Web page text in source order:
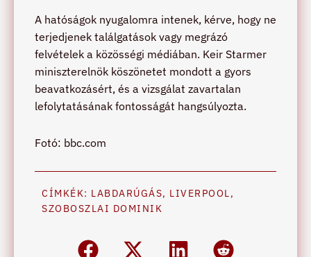
A hatóságok nyugalomra intenek, kérve, hogy ne
terjedjenek találgatások vagy megrázó
felvételek a közösségi médiában. Keir Starmer
miniszterelnök köszönetet mondott a gyors
beavatkozásért, és a vizsgálat zavartalan
lefolytatásának fontosságát hangsúlyozta.
Fotó: bbc.com
CÍMKÉK: LABDARÚGÁS, LIVERPOOL,
SZOBOSZLAI DOMINIK